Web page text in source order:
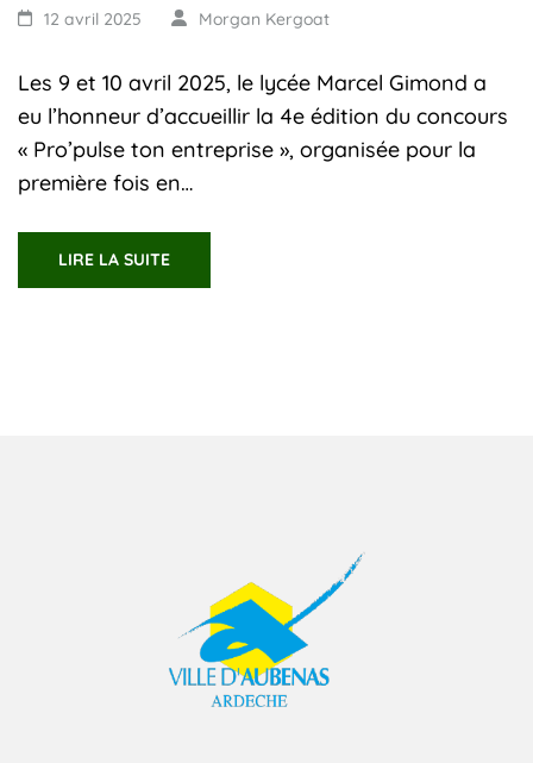
12 avril 2025 Morgan Kergoat
Les 9 et 10 avril 2025, le lycée Marcel Gimond a
eu l’honneur d’accueillir la 4e édition du concours
« Pro’pulse ton entreprise », organisée pour la
première fois en…
LIRE LA SUITE